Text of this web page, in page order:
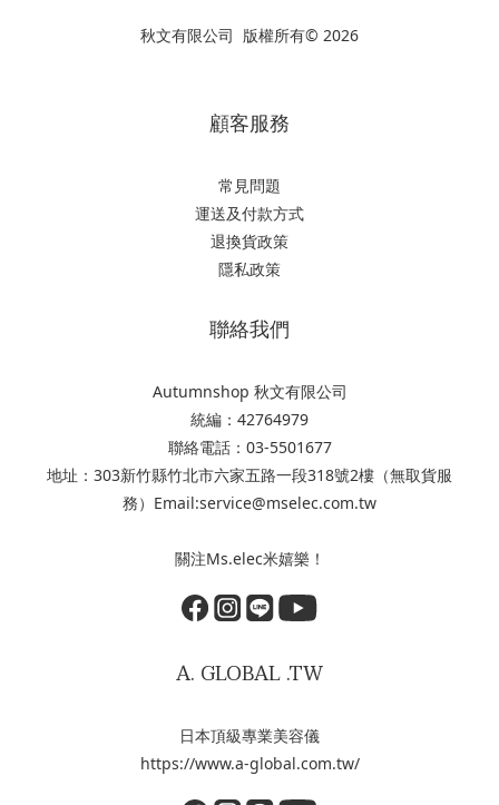
秋文有限公司 版權所有© 2026
顧客服務
常見問題
運送及付款方式
退換貨政策
隱私政策
聯絡我們
Autumnshop 秋文有限公司
統編：42764979
聯絡電話：03-5501677
地址：303新竹縣竹北市六家五路一段318號2樓（無取貨服
務）Email:service@mselec.com.tw
關注Ms.elec米嬉樂！
A. GLOBAL .TW
日本頂級專業美容儀
https://www.a-global.com.tw/